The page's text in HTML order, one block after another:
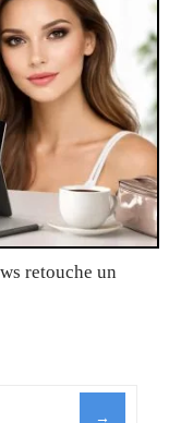
retouche un